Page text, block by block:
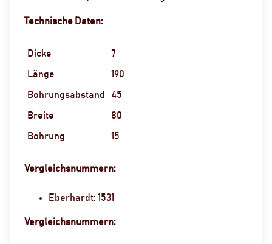
Technische Daten:
Dicke 7
Länge 190
Bohrungsabstand 45
Breite 80
Bohrung 15
Vergleichsnummern:
Eberhardt: 1531
Vergleichsnummern: